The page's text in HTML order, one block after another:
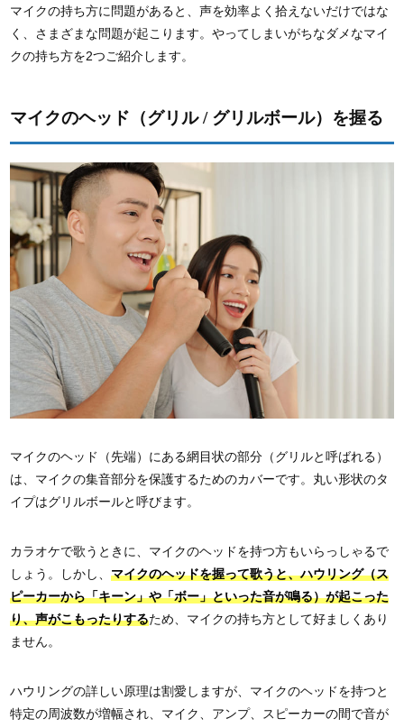
マイクの持ち方に問題があると、声を効率よく拾えないだけではな
く、さまざまな問題が起こります。やってしまいがちなダメなマイ
クの持ち方を2つご紹介します。
マイクのヘッド（グリル / グリルボール）を握る
マイクのヘッド（先端）にある網目状の部分（グリルと呼ばれる）
は、マイクの集音部分を保護するためのカバーです。丸い形状のタ
イプはグリルボールと呼びます。
カラオケで歌うときに、マイクのヘッドを持つ方もいらっしゃるで
しょう。しかし、マイクのヘッドを握って歌うと、ハウリング（ス
ピーカーから「キーン」や「ボー」といった音が鳴る）が起こった
り、声がこもったりするため、マイクの持ち方として好ましくあり
ません。
ハウリングの詳しい原理は割愛しますが、マイクのヘッドを持つと
特定の周波数が増幅され、マイク、アンプ、スピーカーの間で音が